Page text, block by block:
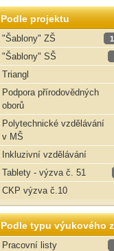
Podle projektu
"Šablony" ZŠ
"Šablony" SŠ
Triangl
Podpora přírodovědných
oborů
Polytechnické vzdělávání
v MŠ
Inkluzivní vzdělávání
Tablety - výzva č. 51
CKP výzva č.10
Podle typu výukového
Pracovní listy